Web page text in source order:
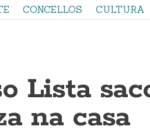
CONCELLOS CULTURA
Lista
na casa